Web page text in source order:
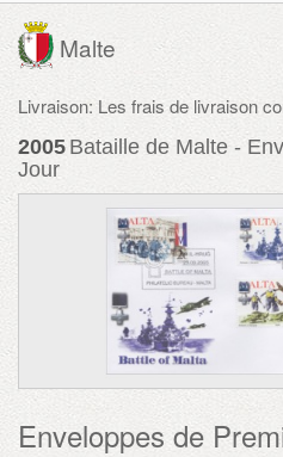
Malte
Livraison: Les frais de livraison
2005 Bataille de Malte -
Jour
Enveloppes de